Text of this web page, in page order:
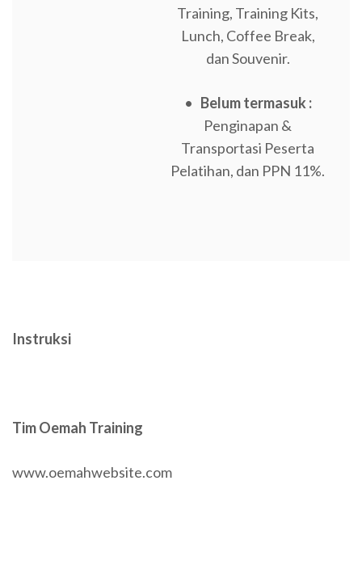
Training, Training Kits,
Lunch, Coffee Break,
dan Souvenir.
• Belum termasuk :
Penginapan &
Transportasi Peserta
Pelatihan, dan PPN 11%.
Instruksi
Tim Oemah Training
www.oemahwebsite.com